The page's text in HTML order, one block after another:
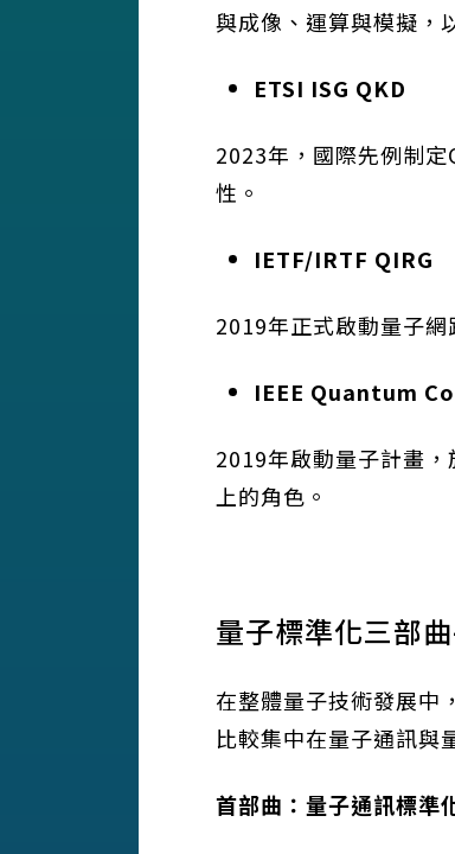
與成像、運算與模擬，
ETSI ISG QKD
2023年，國際先例制
性。
IETF/IRTF QIRG
2019年正式啟動量子
IEEE Quantum
2019年啟動量子計畫
上的角色。
量子標準化三部
在整體量子技術發展中
比較集中在量子通訊與
首部曲：量子通訊標準